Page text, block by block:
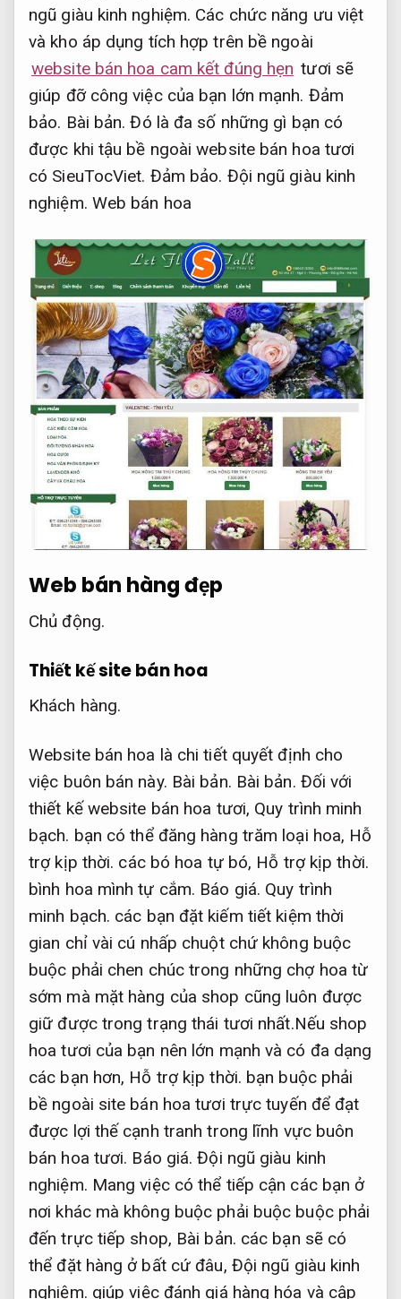
ngũ giàu kinh nghiệm. Các chức năng ưu việt
và kho áp dụng tích hợp trên bề ngoài
website bán hoa cam kết đúng hẹn tươi sẽ
giúp đỡ công việc của bạn lớn mạnh. Đảm
bảo. Bài bản. Đó là đa số những gì bạn có
được khi tậu bề ngoài website bán hoa tươi
có SieuTocViet. Đảm bảo. Đội ngũ giàu kinh
nghiệm. Web bán hoa
Web bán hàng đẹp
Chủ động.
Thiết kế site bán hoa
Khách hàng.
Website bán hoa là chi tiết quyết định cho
việc buôn bán này. Bài bản. Bài bản. Đối với
thiết kế website bán hoa tươi, Quy trình minh
bạch. bạn có thể đăng hàng trăm loại hoa, Hỗ
trợ kịp thời. các bó hoa tự bó, Hỗ trợ kịp thời.
bình hoa mình tự cắm. Báo giá. Quy trình
minh bạch. các bạn đặt kiếm tiết kiệm thời
gian chỉ vài cú nhấp chuột chứ không buộc
buộc phải chen chúc trong những chợ hoa từ
sớm mà mặt hàng của shop cũng luôn được
giữ được trong trạng thái tươi nhất.Nếu shop
hoa tươi của bạn nên lớn mạnh và có đa dạng
các bạn hơn, Hỗ trợ kịp thời. bạn buộc phải
bề ngoài site bán hoa tươi trực tuyến để đạt
được lợi thế cạnh tranh trong lĩnh vực buôn
bán hoa tươi. Báo giá. Đội ngũ giàu kinh
nghiệm. Mang việc có thể tiếp cận các bạn ở
nơi khác mà không buộc phải buộc buộc phải
đến trực tiếp shop, Bài bản. các bạn sẽ có
thể đặt hàng ở bất cứ đâu, Đội ngũ giàu kinh
nghiệm. giúp việc đánh giá hàng hóa và cập